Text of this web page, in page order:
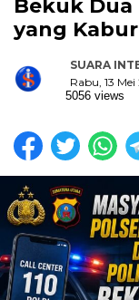
Bekuk
yang
SUARA
Rabu, 13 Mei
5056 views